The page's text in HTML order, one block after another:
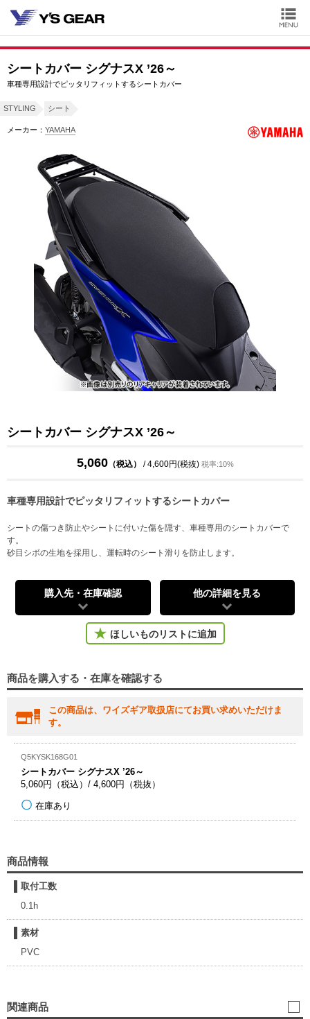
シートカバー シグナスX ’26～
車種専用設計でピッタリフィットするシートカバー
STYLING シート
メーカー： YAMAHA
シートカバー シグナスX ’26～
5,060（税込） / 4,600円(税抜) 税率:10%
車種専用設計でピッタリフィットするシートカバー
シートの傷つき防止やシートに付いた傷を隠す、車種専用のシートカバーで
す。
砂目シボの生地を採用し、運転時のシート滑りを防止します。
購入先・在庫確認 他の詳細を見る
ほしいものリストに追加
商品を購入する・在庫を確認する
この商品は、ワイズギア取扱店にてお買い求めいただけま
す。
Q5KYSK168G01
シートカバー シグナスX ’26～
5,060円（税込）/ 4,600円（税抜）
在庫あり
商品情報
取付工数
0.1h
素材
PVC
関連商品